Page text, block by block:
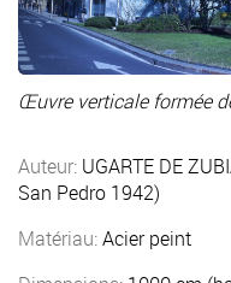
Œuvre verticale formée
Auteur: UGARTE DE
San Pedro 1942)
Matériau:Acier peint